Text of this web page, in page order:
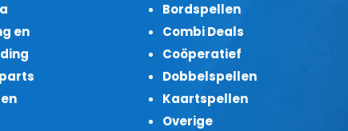
en
Bordspellen
Combi Deals
Coöperatief
Dobbelspellen
Kaartspellen
Overige